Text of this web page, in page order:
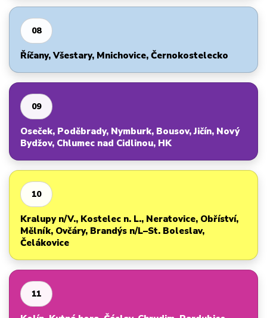
08
Říčany, Všestary, Mnichovice, Černokostelecko
09
Oseček, Poděbrady, Nymburk, Bousov, Jičín, Nový
Bydžov, Chlumec nad Cidlinou, HK
10
Kralupy n/V., Kostelec n. L., Neratovice, Obříství,
Mělník, Ovčáry, Brandýs n/L–St. Boleslav,
Čelákovice
11